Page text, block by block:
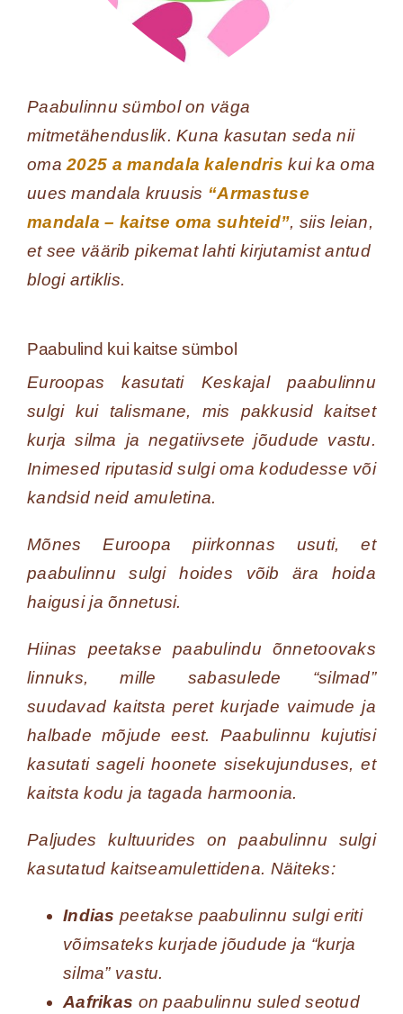
Paabulinnu sümbol on väga
mitmetähenduslik. Kuna kasutan seda nii
oma2025 a mandala kalendris kui ka oma
uues mandala kruusis “Armastuse
mandala – kaitse oma suhteid”, siis leian,
et see väärib pikemat lahti kirjutamist antud
blogi artiklis.
Paabulind kui kaitse sümbol
Euroopas kasutati Keskajal paabulinnu
sulgi kui talismane, mis pakkusid kaitset
kurja silma ja negatiivsete jõudude vastu.
Inimesed riputasid sulgi oma kodudesse või
kandsid neid amuletina.
Mõnes Euroopa piirkonnas usuti, et
paabulinnu sulgi hoides võib ära hoida
haigusi ja õnnetusi.
Hiinas peetakse paabulindu õnnetoovaks
linnuks, mille sabasulede “silmad”
suudavad kaitsta peret kurjade vaimude ja
halbade mõjude eest. Paabulinnu kujutisi
kasutati sageli hoonete sisekujunduses, et
kaitsta kodu ja tagada harmoonia.
Paljudes kultuurides on paabulinnu sulgi
kasutatud kaitseamulettidena. Näiteks:
Indias peetakse paabulinnu sulgi eriti
võimsateks kurjade jõudude ja “kurja
silma” vastu.
Aafrikas on paabulinnu suled seotud